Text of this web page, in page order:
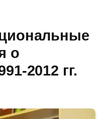
о
2012 гг.